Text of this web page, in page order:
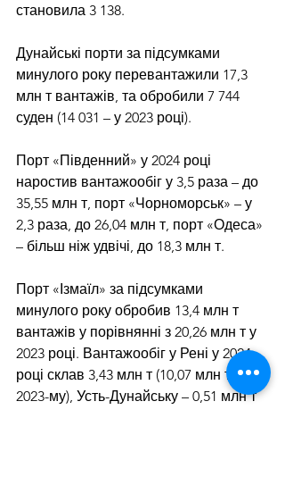
становила 3 138.
Дунайські порти за підсумками
минулого року перевантажили 17,3
млн т вантажів, та обробили 7 744
суден (14 031 – у 2023 році).
Порт «Південний» у 2024 році
наростив вантажообіг у 3,5 раза – до
35,55 млн т, порт «Чорноморськ» – у
2,3 раза, до 26,04 млн т, порт «Одеса»
– більш ніж удвічі, до 18,3 млн т.
Порт «Ізмаїл» за підсумками
минулого року обробив 13,4 млн т
вантажів у порівнянні з 20,26 млн т у
2023 році. Вантажообіг у Рені у 2024
році склав 3,43 млн т (10,07 млн т – у
2023-му), Усть-Дунайську – 0,51 млн т